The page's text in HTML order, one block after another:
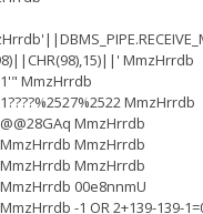
MmzHrrdb
1'" MmzHrrdb
MmzHrrdb
MmzHrrdb
MmzHrrdb MmzHrrdb
MmzHrrdb MmzHrrdb
MmzHrrdb 00e8nnmU
-1 OR 2+139-139-